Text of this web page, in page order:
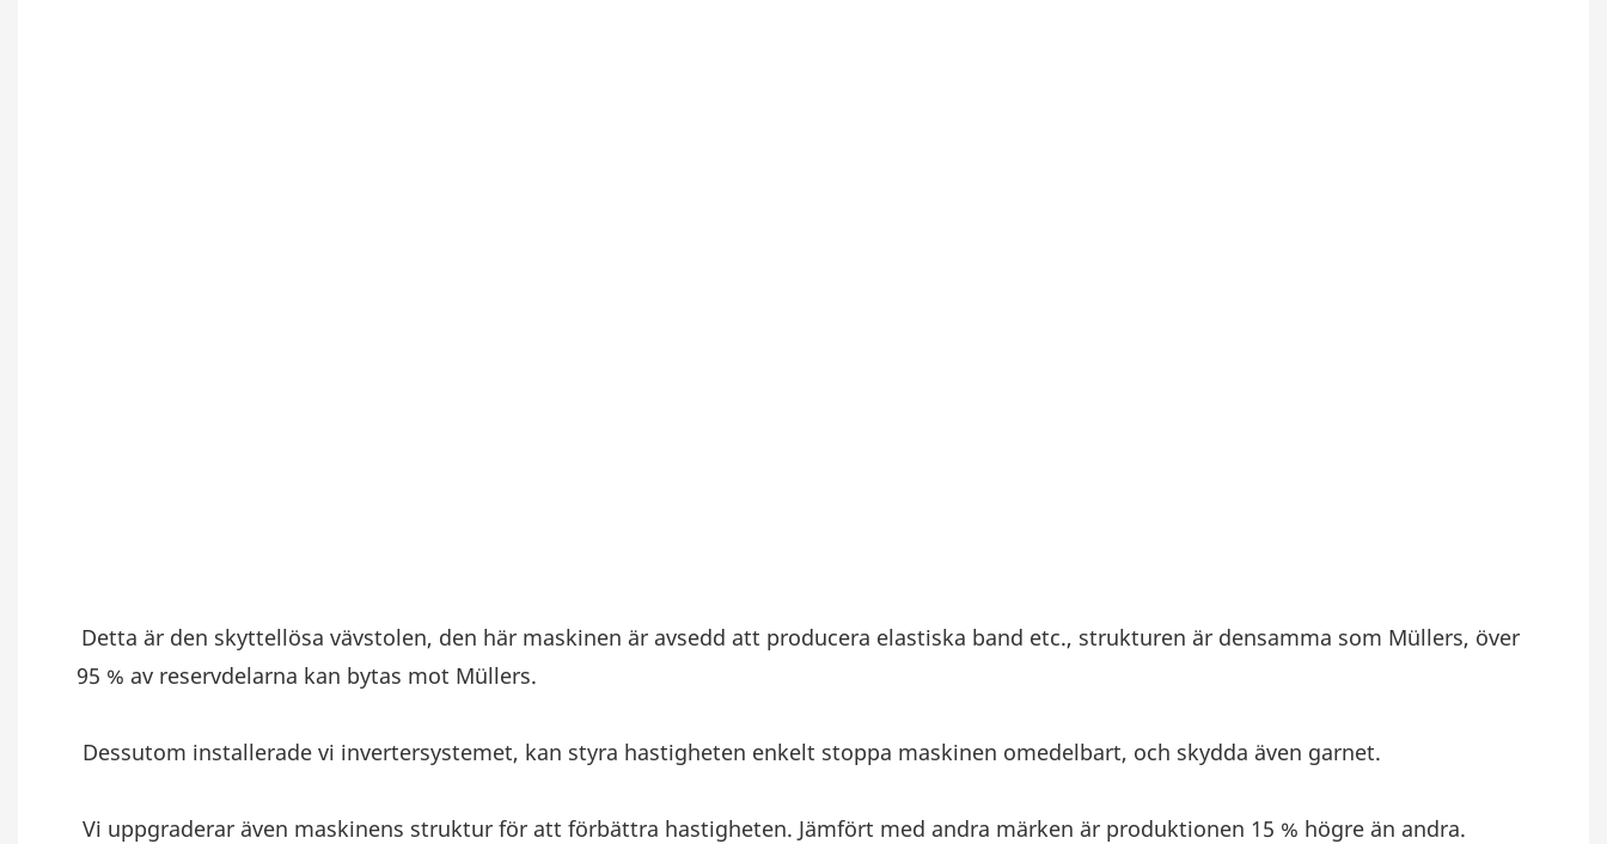
Detta är den skyttellösa vävstolen, den här maskinen är avsedd att producera elastiska band etc., strukturen är densamma som Müllers, över
95 % av reservdelarna kan bytas mot Müllers.
Dessutom installerade vi invertersystemet, kan styra hastigheten enkelt stoppa maskinen omedelbart, och skydda även garnet.
Vi uppgraderar även maskinens struktur för att förbättra hastigheten. Jämfört med andra märken är produktionen 15 % högre än andra.